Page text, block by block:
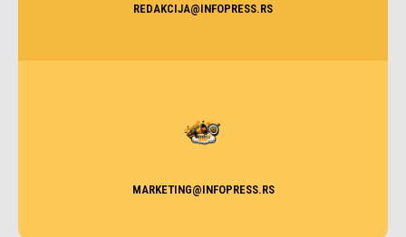
REDAKCIJA@INFOPRESS.RS
MARKETING@INFOPRESS.RS